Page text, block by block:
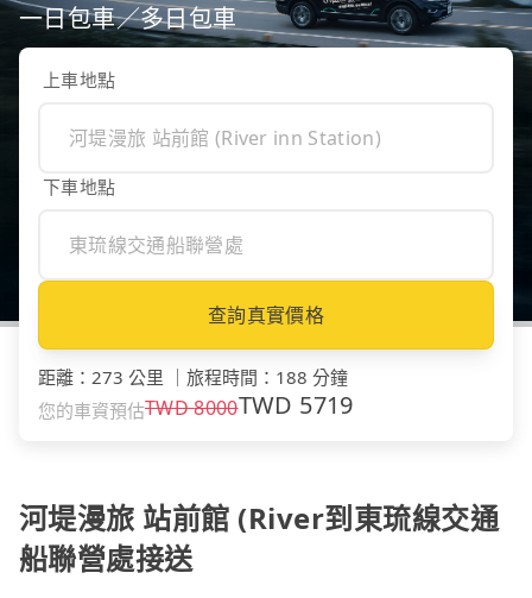
一日包車／多日包車
上車地點
下車地點
查詢真實價格
距離 ： 273 公里 旅程時間 ： 188 分鐘
您的車資預估TWD8000TWD 5719
河堤漫旅 站前館 (River到東琉線交通
船聯營處接送